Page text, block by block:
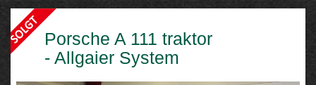
Porsche A 111 traktor
- Allgaier System